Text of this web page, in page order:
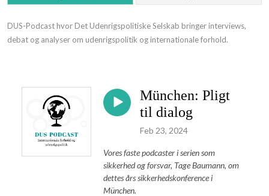
DUS-Podcast hvor Det Udenrigspolitiske Selskab bringer interviews,
debat og analyser om udenrigspolitik og internationale forhold.
München: Pligt
til dialog
Feb 23, 2024
Vores faste podcaster i serien som
sikkerhed og forsvar, Tage Baumann, om
dettes års sikkerhedskonference i
München.